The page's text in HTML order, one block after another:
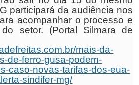
participará da audiência nos
acompanhar o processo e
setor. (Portal Silmara de
mais-da-
de-ferro-gusa-podem-
caso-novas-tarifas-dos-eua-
sindifer-mg/